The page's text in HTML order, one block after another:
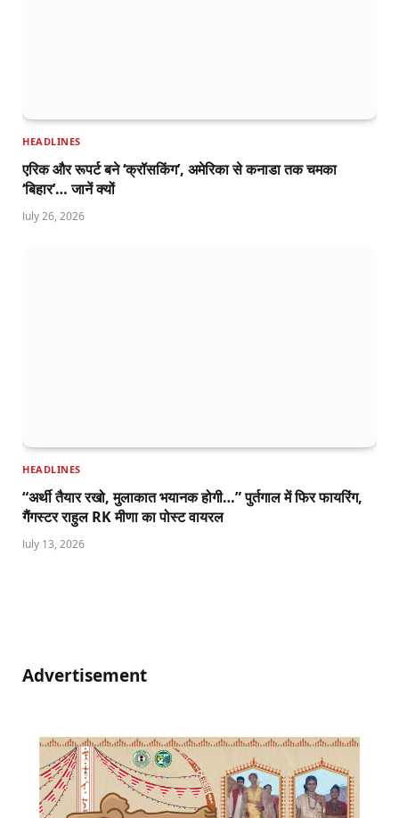
HEADLINES
एरिक और रूपर्ट बने ‘क्रॉसकिंग’, अमेरिका से कनाडा तक चमका
‘बिहार’… जानें क्यों
July 26, 2026
HEADLINES
“अर्थी तैयार रखो, मुलाकात भयानक होगी…” पुर्तगाल में फिर फायरिंग,
गैंगस्टर राहुल RK मीणा का पोस्ट वायरल
July 13, 2026
Advertisement